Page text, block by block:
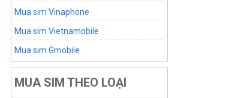
Mua sim Vinaphone
Mua sim Vietnamobile
Mua sim Gmobile
MUA SIM THEO LOẠI